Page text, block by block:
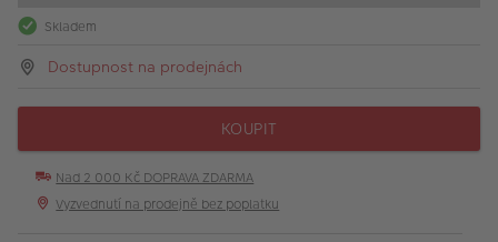
Skladem
Dostupnost na prodejnách
KOUPIT
Nad 2 000 Kč DOPRAVA ZDARMA
Vyzvednutí na prodejně bez poplatku